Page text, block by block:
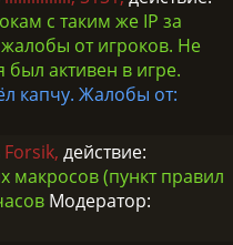
с таким же IP за
от игроков. Не
был активен в игре.
капчу. Жалобы от:
Forsik, действие:
макросов (пункт правил
Модератор: